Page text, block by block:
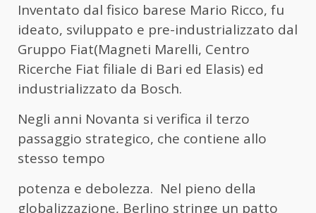
Inventato dal fisico barese Mario Ricco, fu
ideato, sviluppato e pre-industrializzato dal
Gruppo Fiat(Magneti Marelli, Centro
Ricerche Fiat filiale di Bari ed Elasis) ed
industrializzato da Bosch.
Negli anni Novanta si verifica il terzo
passaggio strategico, che contiene allo
stesso tempo
potenza e debolezza. Nel pieno della
globalizzazione, Berlino stringe un patto